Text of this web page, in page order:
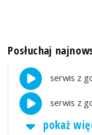
Posłuchaj
serwis z
serwis z
pokaż